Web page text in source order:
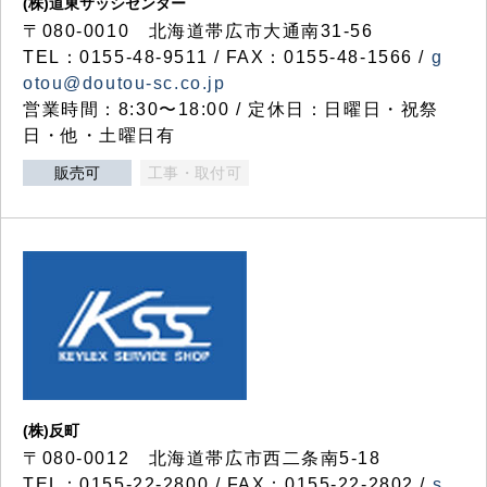
〒080-0010 北海道帯広市大通南31-56
TEL：0155-48-9511 / FAX：0155-48-1566 / g
otou@doutou-sc.co.jp
営業時間：8:30〜18:00 / 定休日：日曜日・祝祭
日・他・土曜日有
販売可 工事・取付可
(株)反町
〒080-0012 北海道帯広市西二条南5-18